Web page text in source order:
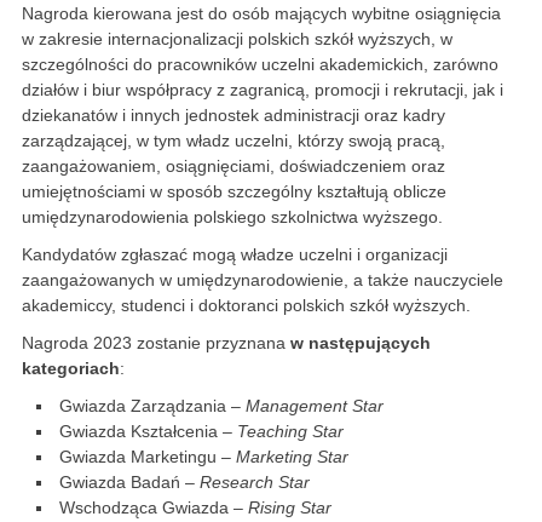
Nagroda kierowana jest do osób mających wybitne osiągnięcia
w zakresie internacjonalizacji polskich szkół wyższych, w
szczególności do pracowników uczelni akademickich, zarówno
działów i biur współpracy z zagranicą, promocji i rekrutacji, jak i
dziekanatów i innych jednostek administracji oraz kadry
zarządzającej, w tym władz uczelni, którzy swoją pracą,
zaangażowaniem, osiągnięciami, doświadczeniem oraz
umiejętnościami w sposób szczególny kształtują oblicze
umiędzynarodowienia polskiego szkolnictwa wyższego.
Kandydatów zgłaszać mogą władze uczelni i organizacji
zaangażowanych w umiędzynarodowienie, a także nauczyciele
akademiccy, studenci i doktoranci polskich szkół wyższych.
Nagroda 2023 zostanie przyznana w następujących
kategoriach:
Gwiazda Zarządzania – Management Star
Gwiazda Kształcenia – Teaching Star
Gwiazda Marketingu – Marketing Star
Gwiazda Badań – Research Star
Wschodząca Gwiazda – Rising Star